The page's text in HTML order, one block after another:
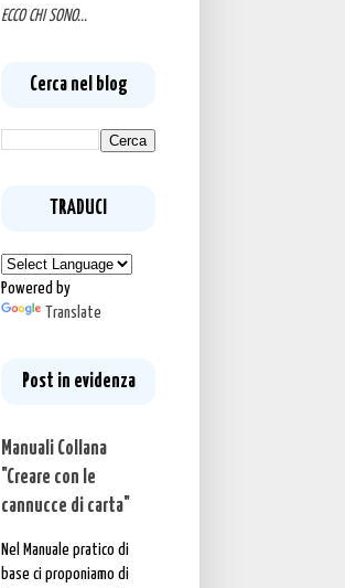
ECCO CHI SONO...
Cerca nel blog
TRADUCI
Powered by
Translate
Post in evidenza
Manuali Collana
"Creare con le
cannucce di carta"
Nel Manuale pratico di
base ci proponiamo di